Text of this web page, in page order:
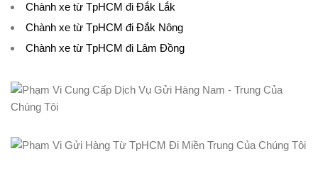
Chành xe từ TpHCM đi Đắk Lắk
Chành xe từ TpHCM đi Đắk Nông
Chành xe từ TpHCM đi Lâm Đồng